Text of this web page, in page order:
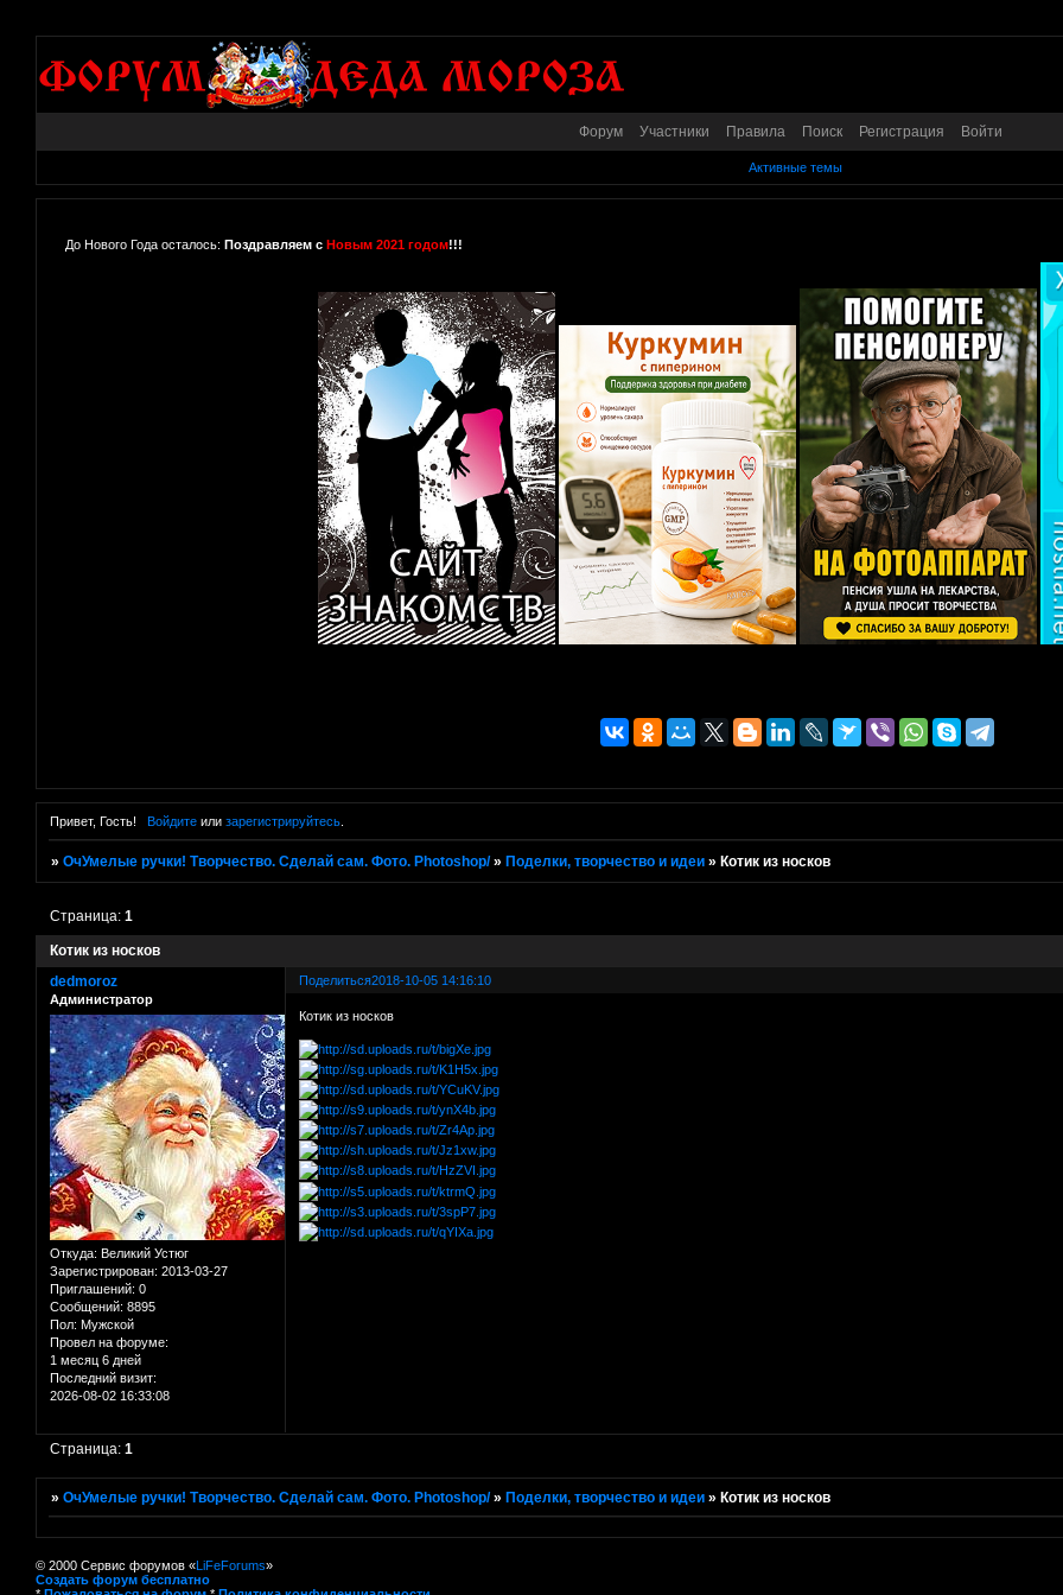
Форум Участники Правила Поиск Регистрация Войти
Активные темы
До Нового Года осталось: Поздравляем с Новым 2021 годом!!!
Привет, Гость! Войдитеили зарегистрируйтесь.
»ОчУмелые ручки! Творчество. Сделай сам. Фото. Photoshop/ » Поделки, творчество и идеи » Котик из носков
Котик из носков
Страница:1
Поделиться2018-10-05 14:16:10
dedmoroz
Администратор
Откуда: Великий Устюг
Зарегистрирован: 2013-03-27
Приглашений: 0
Сообщений: 8895
Пол: Мужской
Провел на форуме:
1 месяц 6 дней
Последний визит:
2026-08-02 16:33:08
Котик из носков
Страница:1
»ОчУмелые ручки! Творчество. Сделай сам. Фото. Photoshop/ » Поделки, творчество и идеи » Котик из носков
© 2000 Сервис форумов «LiFeForums»
Создать форум бесплатно